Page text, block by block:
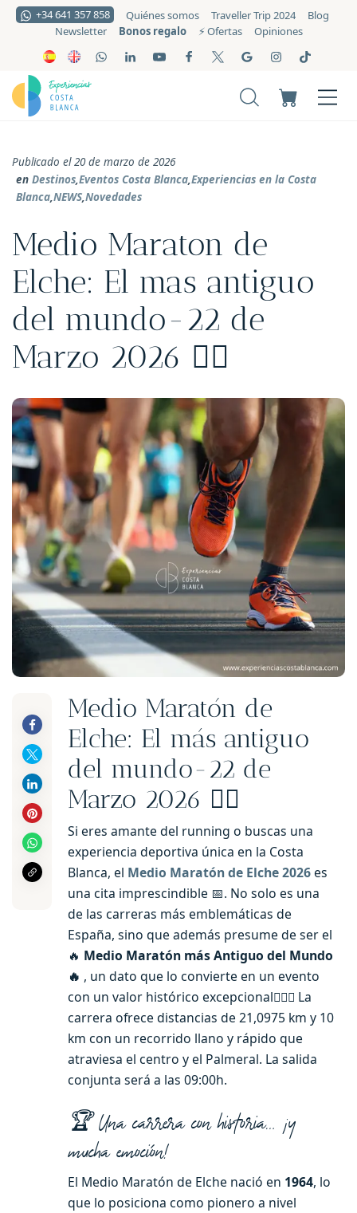
+34 641 357 858 Quiénes somos Traveller Trip 2024
Blog
Newsletter
Bonos regalo ⚡️ Ofertas Opiniones
Publicado el 20 de marzo de 2026
en Destinos,Eventos Costa Blanca,Experiencias en la Costa
Blanca,NEWS,Novedades
Medio Maraton de
Elche: El mas antiguo
del mundo-22 de
Marzo 2026 🏃‍♀️
Medio Maratón de
Elche: El más antiguo
del mundo-22 de
Marzo 2026 🏃‍♀️
Si eres amante del running o buscas una
experiencia deportiva única en la Costa
Blanca, el Medio Maratón de Elche 2026es
una cita imprescindible 📅. No solo es una
de las carreras más emblemáticas de
España, sino que además presume de ser el
🔥 Medio Maratón más Antiguo del Mundo
🔥 , un dato que lo convierte en un evento
con un valor histórico excepcional🏃‍♂️✨ La
carrera ofrece distancias de 21,0975 km y 10
km con un recorrido llano y rápido que
atraviesa el centro y el Palmeral. La salida
conjunta será a las 09:00h.
🏆 Una carrera con historia… ¡y
mucha emoción!
El Medio Maratón de Elche nació en 1964, lo
que lo posiciona como pionero a nivel